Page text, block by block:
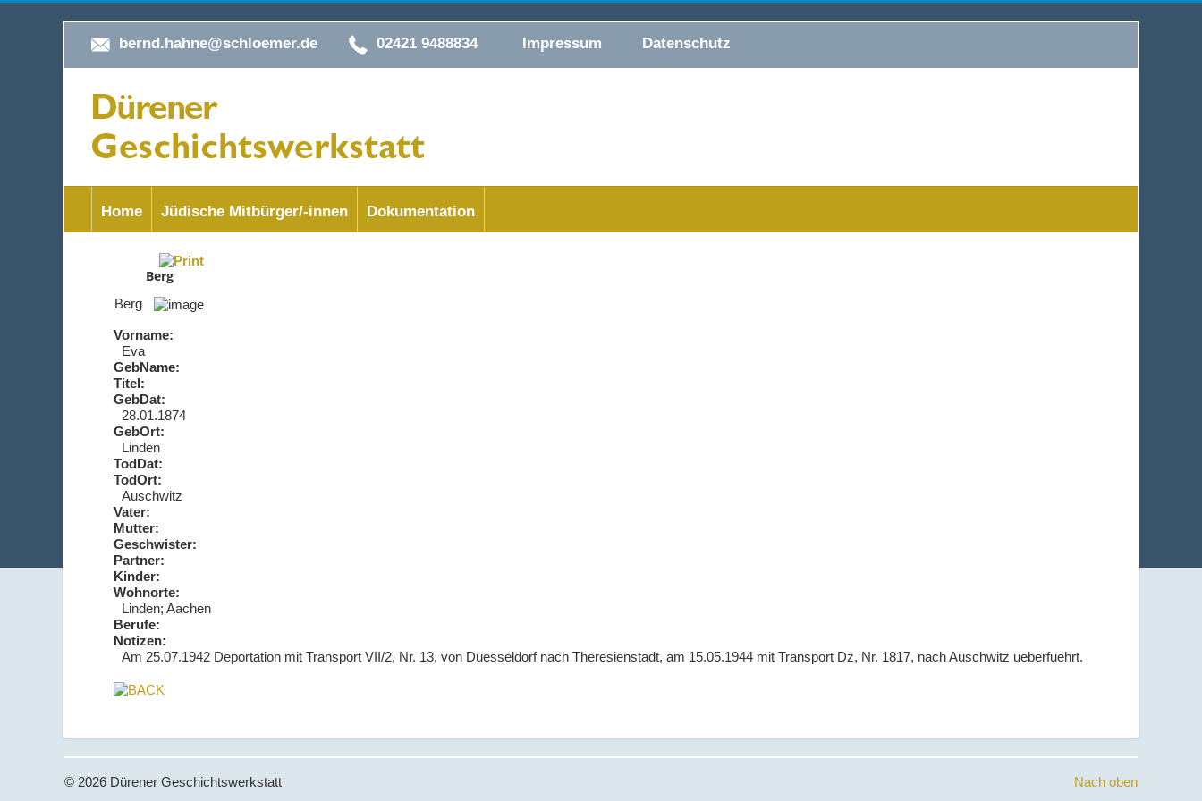
bernd.hahne@schloemer.de 02421 9488834 Impressum Datenschutz
Home Jüdische Mitbürger/-innen Dokumentation
Berg
Berg
Vorname:
Eva
GebName:
Titel:
GebDat:
28.01.1874
GebOrt:
Linden
TodDat:
TodOrt:
Auschwitz
Vater:
Mutter:
Geschwister:
Partner:
Kinder:
Wohnorte:
Linden; Aachen
Berufe:
Notizen:
Am 25.07.1942 Deportation mit Transport VII/2, Nr. 13, von Duesseldorf nach Theresienstadt, am 15.05.1944 mit Transport Dz, Nr. 1817, nach Auschwitz ueberfuehrt.
Nach oben
© 2026 Dürener Geschichtswerkstatt